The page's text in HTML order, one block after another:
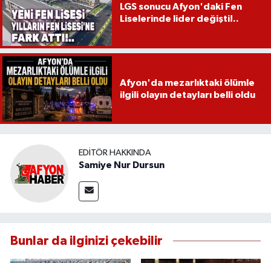
LGS sonucu Afyon'daki Fen
Liselerinde lider değişti!..
Afyon'da mezarlıktaki ölümle
ilgili olayın detayları belli oldu
EDITÖR HAKKINDA
Samiye Nur Dursun
Bunlar da ilginizi çekebilir